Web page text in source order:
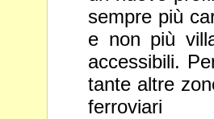
sempre più
e non più
accessibili.
tante altre
ferroviari